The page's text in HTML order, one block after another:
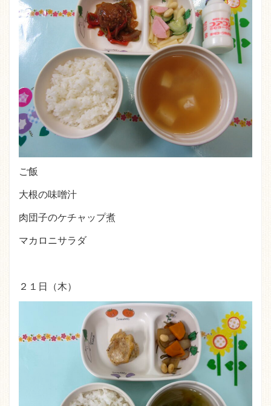
ご飯
大根の味噌汁
肉団子のケチャップ煮
マカロニサラダ
２１日（木）